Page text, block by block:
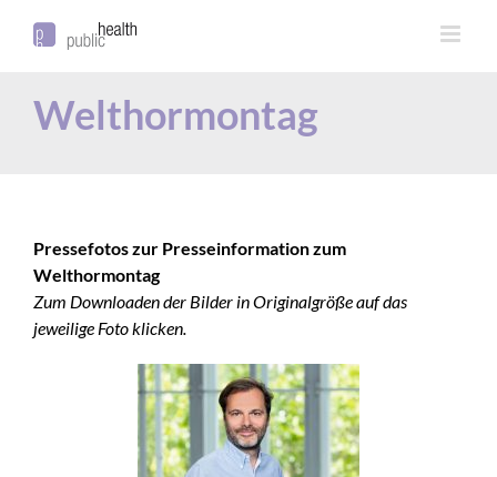
Welthormontag
Pressefotos zur Presseinformation zum
Welthormontag
Zum Downloaden der Bilder in Originalgröße auf das
jeweilige Foto klicken.